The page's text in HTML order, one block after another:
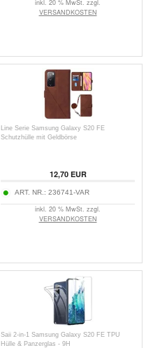
inkl. 20 % MwSt. zzgl.
VERSANDKOSTEN
Line Serie Samsung Galaxy S20 FE
Schutzhülle mit Geldbörse
12,70EUR
ART. NR.: 236741-VAR
inkl. 20 % MwSt. zzgl.
VERSANDKOSTEN
Saii 2-in-1 Samsung Galaxy S20 FE TPU
Hülle & Panzerglas - 9H